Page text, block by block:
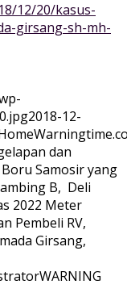
12/20/kasus-
girsang-sh-mh-
2018-12-
dan
Samosir yang
B, Deli
2022 Meter
Pembeli RV,
Girsang,
WARNING